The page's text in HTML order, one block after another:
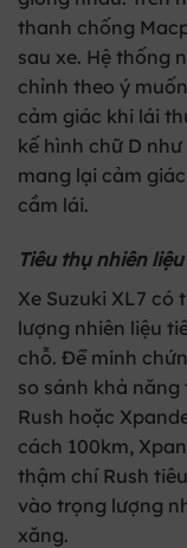
thanh chống
sau xe. Hệ thống
chỉnh theo ý
cảm giác khi lái
kế hình chữ D
mang lại cảm
cầm lái.
Tiêu thụ nhiên
Xe Suzuki XL7 có
lượng nhiên liệu
chỗ. Để minh
so sánh khả
Rush hoặc
cách 100km,
thậm chí Rush
vào trọng lượng
xăng.